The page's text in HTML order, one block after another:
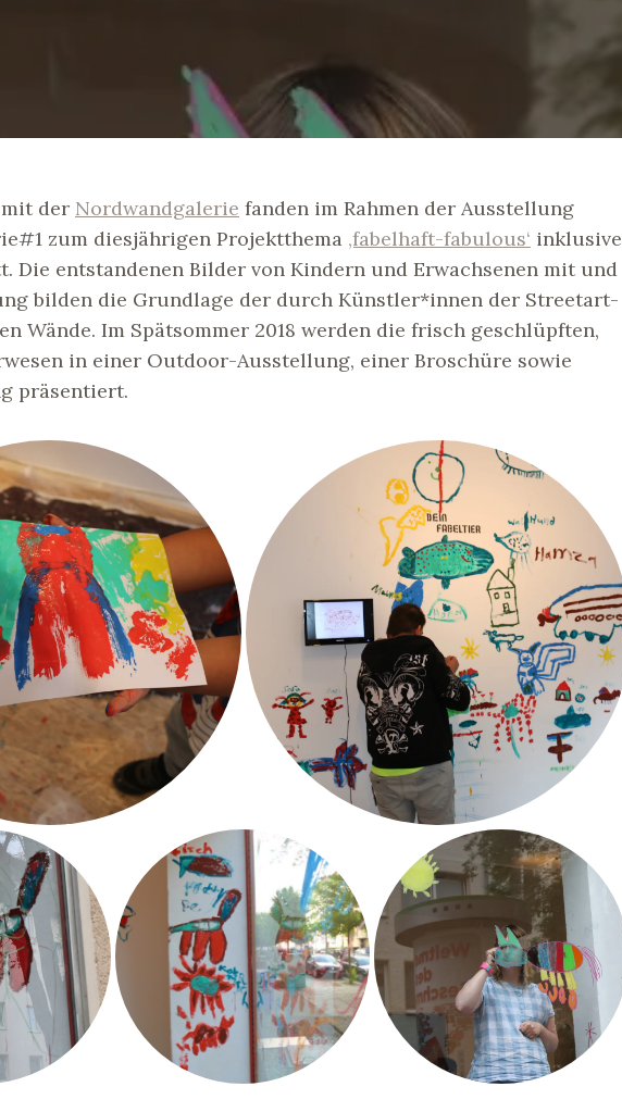
der Nordwandgalerie fanden im Rahmen der Ausstellung
zum diesjährigen Projektthema ‚fabelhaft-fabulous‘ inklusive
Die entstandenen Bilder von Kindern und Erwachsenen mit und
bilden die Grundlage der durch Künstler*innen der Streetart-
Wände. Im Spätsommer 2018 werden die frisch geschlüpften,
in einer Outdoor-Ausstellung, einer Broschüre sowie
präsentiert.